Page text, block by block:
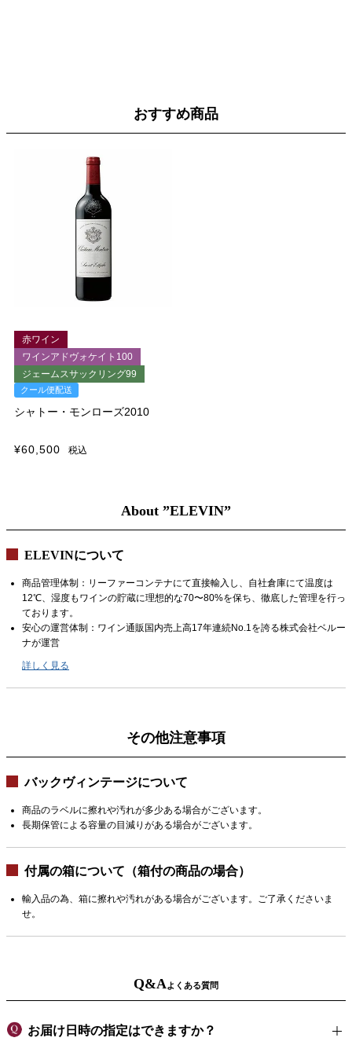
おすすめ商品
赤ワイン
ワインアドヴォケイト100
ジェームスサックリング99
クール便配送
シャトー・モンローズ2010
¥60,500 税込
About ”ELEVIN”
ELEVINについて
商品管理体制：リーファーコンテナにて直接輸入し、自社倉庫にて温度は
12℃、湿度もワインの貯蔵に理想的な70〜80%を保ち、徹底した管理を行っ
ております。
安心の運営体制：ワイン通販国内売上高17年連続No.1を誇る株式会社ベルー
ナが運営
詳しく見る
その他注意事項
バックヴィンテージについて
商品のラベルに擦れや汚れが多少ある場合がございます。
長期保管による容量の目減りがある場合がございます。
付属の箱について（箱付の商品の場合）
輸入品の為、箱に擦れや汚れがある場合がございます。ご了承くださいま
せ。
Q&Aよくある質問
お届け日時の指定はできますか？